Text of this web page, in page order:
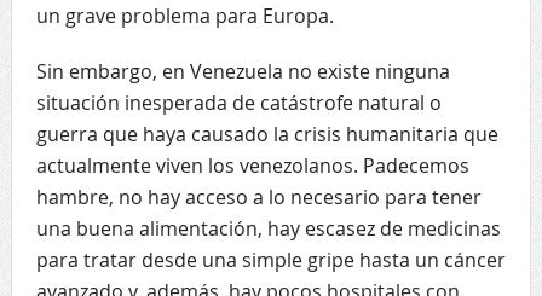
un grave problema para Europa.
Sin embargo, en Venezuela no existe ninguna
situación inesperada de catástrofe natural o
guerra que haya causado la crisis humanitaria que
actualmente viven los venezolanos. Padecemos
hambre, no hay acceso a lo necesario para tener
una buena alimentación, hay escasez de medicinas
para tratar desde una simple gripe hasta un cáncer
avanzado y, además, hay pocos hospitales con